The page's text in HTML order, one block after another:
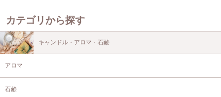
カテゴリから探す
キャンドル・アロマ・石鹸
アロマ
石鹸